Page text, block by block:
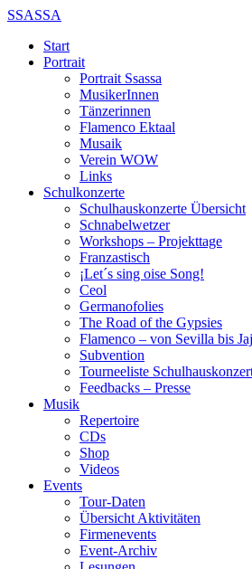
SSASSA
Start
Portrait
Portrait Ssassa
MusikerInnen
Tänzerinnen
Flamenco Ektaal
Musaik
Verein WOW
Links
Schulkonzerte
Schulhauskonzerte Übersicht
Schnabelwetzer
Workshops – Projekttage
Franzastisch
¡Let´s sing oise Song!
Ceol
Germanofolies
The Road of the Gypsies
Flamenco – von Sevilla bis
Subvention
Tourneeliste
Feedbacks – Presse
Musik
Repertoire
CDs
Shop
Videos
Events
Tour-Daten
Übersicht Aktivitäten
Firmenevents
Event-Archiv